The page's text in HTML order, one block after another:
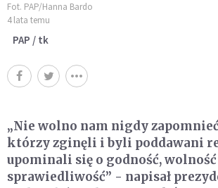
Fot. PAP/Hanna Bardo
4 lata temu
PAP / tk
„Nie wolno nam nigdy
którzy zginęli i byli poddawani
upominali się o godność,
sprawiedliwość” - napisał